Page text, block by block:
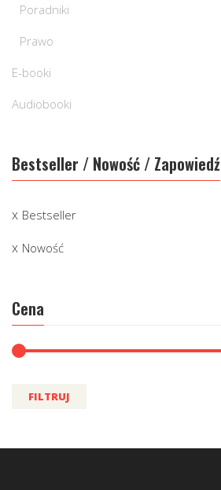
Poradniki
Prawo
E-booki
Audiobooki
Bestseller / Nowość / Zapowiedź
Bestseller
Nowość
Cena
FILTRUJ